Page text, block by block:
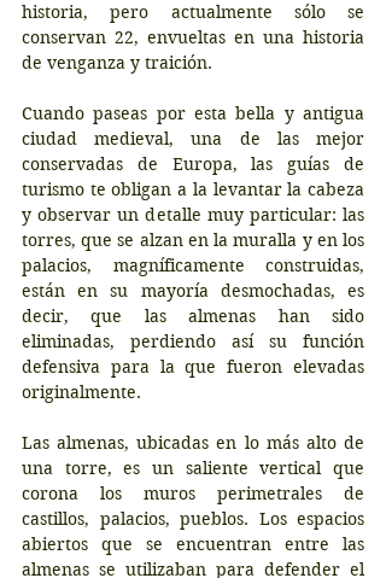
historia, pero actualmente sólo se
conservan 22, envueltas en una historia
de venganza y traición.
Cuando paseas por esta bella y antigua
ciudad medieval, una de las mejor
conservadas de Europa, las guías de
turismo te obligan a la levantar la cabeza
y observar un detalle muy particular: las
torres, que se alzan en la muralla y en los
palacios, magníficamente construidas,
están en su mayoría desmochadas, es
decir, que las almenas han sido
eliminadas, perdiendo así su función
defensiva para la que fueron elevadas
originalmente.
Las almenas, ubicadas en lo más alto de
una torre, es un saliente vertical que
corona los muros perimetrales de
castillos, palacios, pueblos. Los espacios
abiertos que se encuentran entre las
almenas se utilizaban para defender el